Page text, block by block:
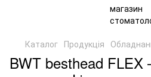
Каталог Продукція
BWT besthead FLEX